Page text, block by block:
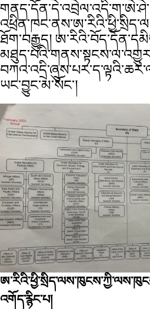
ཐོག་བརྒྱུད།
ཡང་བྱུང་མ་སོང་།
འགོད་རྙིང་པ།